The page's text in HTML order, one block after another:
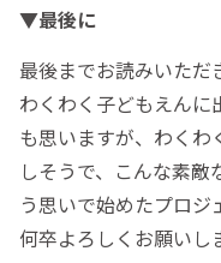
▼最後に
最後までお読みいただ
わくわく子どもえんに
も思いますが、わく
しそうで、こんな素
う思いで始めたプロジ
何卒よろしくお願いし